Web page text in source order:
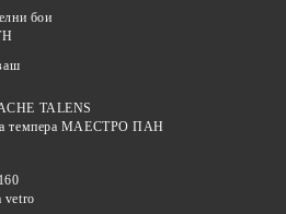
бои
TALENS
темпера МАЕСТРО ПАН
vetro